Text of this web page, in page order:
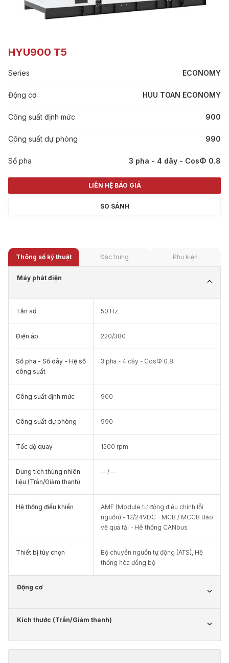
HYU900 T5
Series ECONOMY
Động cơ HUU TOAN ECONOMY
Công suất định mức 900
Công suất dự phòng 990
Số pha 3 pha - 4 dây - CosΦ 0.8
LIÊN HỆ BÁO GIÁ
SO SÁNH
Thông số kỹ thuật Đặc trưng Phụ kiện
Máy phát điện
Tần số 50 Hz
Điện áp 220/380
Số pha - Số dây - Hệ số
công suất
3 pha - 4 dây - CosΦ 0.8
Công suất định mức 900
Công suất dự phòng 990
Tốc độ quay 1500 rpm
Dung tích thùng nhiên
liệu (Trần/Giảm thanh)
-- / --
Hệ thống điều khiển
AMF (Module tự động điều chỉnh lỗi
nguồn) - 12/24VDC - MCB / MCCB Bảo
vệ quá tải - Hê thống CANbus
Thiết bị tùy chọn
Bộ chuyển nguồn tự động (ATS), Hệ
thống hòa đồng bộ
Động cơ
Kích thước (Trần/Giảm thanh)